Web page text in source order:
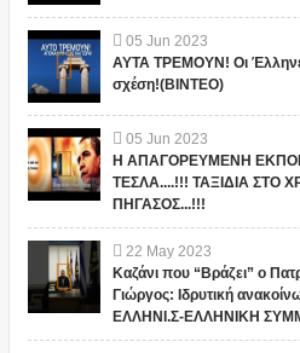
05 Jun 2023
ΑΥΤΑ ΤΡΕΜΟΥΝ! Οι
σχέση!(ΒΙΝΤΕΟ)
05 Jun 2023
Η ΑΠΑΓΟΡΕΥΜΕΝΗ
ΤΕΣΛΑ....!!! ΤΑΞΙΔΙΑ
ΠΗΓΑΣΟΣ...!!!
22 May 2023
Καζάνι που “Βράζει” ο
Γιώργος: Ιδρυτική
ΕΛΛΗΝΙ.Σ-ΕΛΛΗΝΙΚΗ